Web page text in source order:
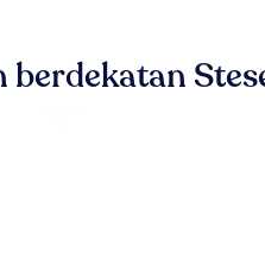
berdekatan